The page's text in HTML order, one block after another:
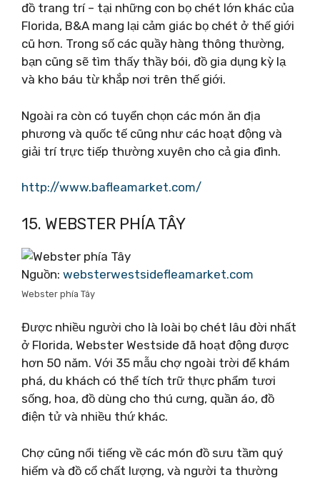
đồ trang trí – tại những con bọ chét lớn khác của
Florida, B&A mang lại cảm giác bọ chét ở thế giới
cũ hơn. Trong số các quầy hàng thông thường,
bạn cũng sẽ tìm thấy thầy bói, đồ gia dụng kỳ lạ
và kho báu từ khắp nơi trên thế giới.
Ngoài ra còn có tuyển chọn các món ăn địa
phương và quốc tế cũng như các hoạt động và
giải trí trực tiếp thường xuyên cho cả gia đình.
http://www.bafleamarket.com/
15. WEBSTER PHÍA TÂY
Nguồn: websterwestsidefleamarket.com
Webster phía Tây
Được nhiều người cho là loài bọ chét lâu đời nhất
ở Florida, Webster Westside đã hoạt động được
hơn 50 năm. Với 35 mẫu chợ ngoài trời để khám
phá, du khách có thể tích trữ thực phẩm tươi
sống, hoa, đồ dùng cho thú cưng, quần áo, đồ
điện tử và nhiều thứ khác.
Chợ cũng nổi tiếng về các món đồ sưu tầm quý
hiếm và đồ cổ chất lượng, và người ta thường